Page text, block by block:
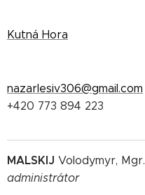
Kutná Hora
nazarlesiv306@gmail.com
+420 773 894 223
MALSKIJ Volodymyr, Mgr.
administrátor